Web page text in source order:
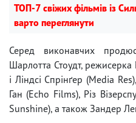
ТОП-7 свіжих фільмів із
варто переглянути
Серед виконавчих
Шарлотта Стоудт,
і Ліндсі Спрінґер (Media
Ган (Echo Films), Різ
Sunshine), а також Зандер